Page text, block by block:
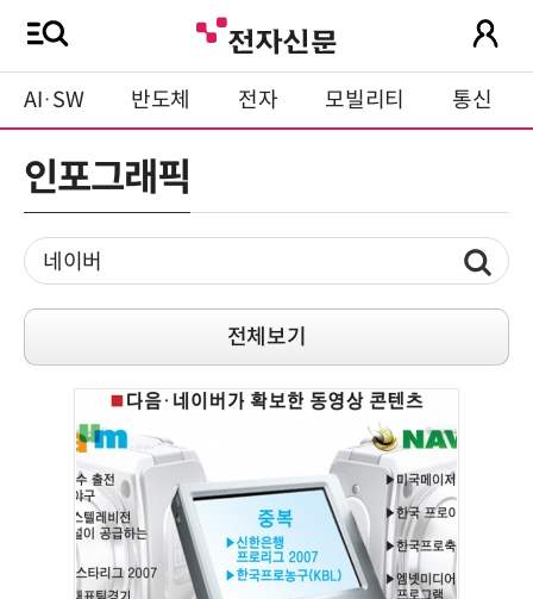
AI·SW 반도체 전자 모빌리티 통신
인포그래픽
전체보기